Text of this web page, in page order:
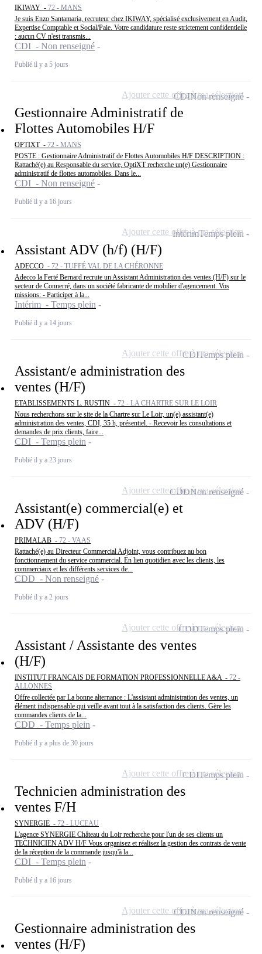
IKIWAY - 72 - MANS
Je suis Enzo Santamaria, recruteur chez IKIWAY, spécialisé exclusivement en Audit,
Expertise Comptable et Social/Paie. Votre candidature reste strictement confidentielle
: aucun CV n'est transmis...
CDI - Non renseigné
Publié il y a 5 jours
Gestionnaire Administratif de
Flottes Automobiles H/F
OPTIXT - 72 - MANS
POSTE : Gestionnaire Administratif de Flottes Automobiles H/F DESCRIPTION :
Rattaché(e) au Responsable du service, OptiXT recherche un(e) Gestionnaire
administratif de flottes automobiles. Dans le...
CDI - Non renseigné
Publié il y a 16 jours
CDINon renseigné
Ajouter cette offre à ma sélection
Assistant ADV (h/f) (H/F)
ADECCO - 72 - TUFFÉ VAL DE LA CHÉRONNE
Adecco la Ferté Bernard recrute un Assistant Administration des ventes (H/F) sur le
secteur de Connerré, dans un société fabricante de mobilier d'agencement. Vos
missions: - Participer à la...
Intérim - Temps plein
Publié il y a 14 jours
IntérimTemps plein
Ajouter cette offre à ma sélection
Assistant/e administration des
ventes (H/F)
ETABLISSEMENTS L. RUSTIN - 72 - LA CHARTRE SUR LE LOIR
Nous recherchons sur le site de la Chartre sur Le Loir, un(e) assistant(e)
administration des ventes, CDI, 35 h, présentiel. - Recevoir les consultations et
demandes de prix clients, faire...
CDI - Temps plein
Publié il y a 23 jours
CDITemps plein
Ajouter cette offre à ma sélection
Assistant(e) commercial(e) et
ADV (H/F)
PRIMALAB - 72 - VAAS
Rattaché(e) au Directeur Commercial Adjoint, vous contribuez au bon
fonctionnement du service commercial. En lien quotidien avec les clients, les
commerciaux et les différents services de...
CDD - Non renseigné
Publié il y a 2 jours
CDDNon renseigné
Ajouter cette offre à ma sélection
Assistant / Assistante des ventes
(H/F)
INSTITUT FRANCAIS DE FORMATION PROFESSIONNELLE A&A - 72 -
ALLONNES
Offre collectée par La bonne alternance : L'assistant administration des ventes, un
élément indispensable qui veille avant tout à la satisfaction des clients. Gère les
commandes clients de la...
CDD - Temps plein
Publié il y a plus de 30 jours
CDDTemps plein
Ajouter cette offre à ma sélection
Technicien administration des
ventes F/H
SYNERGIE - 72 - LUCEAU
L'agence SYNERGIE Château du Loir recherche pour l'un de ses clients un
TECHNICIEN ADV H/F Vous organisez et réalisez la gestion des contrats de vente
de la réception de la commande jusqu'à la...
CDI - Temps plein
Publié il y a 16 jours
CDITemps plein
Ajouter cette offre à ma sélection
Gestionnaire administration des
ventes (H/F)
CDINon renseigné
Ajouter cette offre à ma sélection